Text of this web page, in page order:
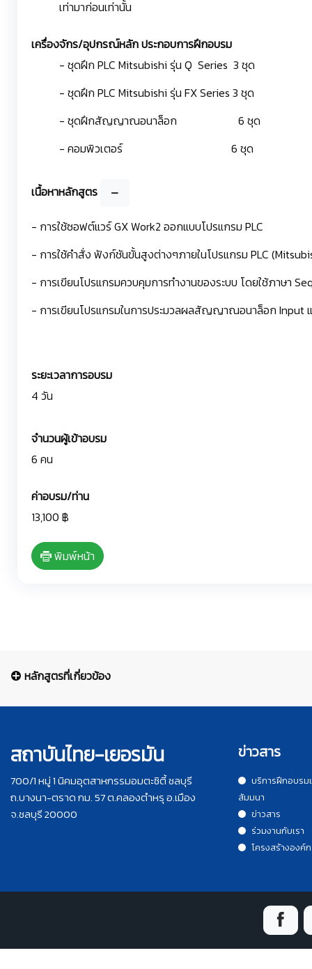
เท่ามาก่อนเท่านั้น
เครื่องจักร/อุปกรณ์หลัก ประกอบการฝึกอบรม
- ชุดฝึก PLC Mitsubishi รุ่น Q Series 3
- ชุดฝึก PLC Mitsubishi รุ่น FX Series 3 ชุด
- ชุดฝึกสัญญาณอนาล็อก 6 ชุด
- คอมพิวเตอร์ 6 ชุด
เนื้อหาหลักสูตร
- การใช้ซอฟต์แวร์ GX Work2 ออกแบบโปรแกรม PLC
- การใช้คำสั่ง ฟังก์ชันขั้นสูงต่างๆภายในโปรแกรม PLC
- การเขียนโปรแกรมควบคุมการทำงานของระบบ โดยใช้ภาษา
- การเขียนโปรแกรมในการประมวลผลสัญญาณอนาล็อก Input
ระยะเวลาการอบรม
4 วัน
จำนวนผู้เข้าอบรม
6 คน
ค่าอบรม/ท่าน
13,100 ฿
พิมพ์หน้า
หลักสูตรที่เกี่ยวข้อง
สถาบันไทย-เยอรมัน
700/1 หมู่ 1 นิคมอุตสาหกรรมอมตะซิตี้ ชลบุรี
ถ.บางนา-ตราด กม. 57 ต.คลองตำหรุ อ.เมือง
จ.ชลบุรี 20000
ข่าวสาร
บริการฝึกอบรม
สัมมนา
ข่าวสาร
ร่วมงานกับเรา
โครงสร้างองค์